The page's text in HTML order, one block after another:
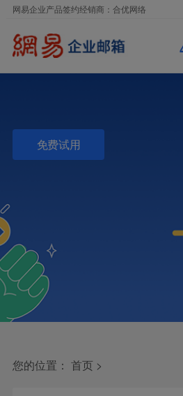
网易企业产品签约经销商：合优网络
4
免费试用
您的位置： 首页 >